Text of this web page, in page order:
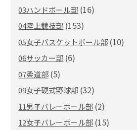
03ハンドボール部 (16)
04陸上競技部 (153)
05女子バスケットボール部 (10)
06サッカー部 (6)
07柔道部 (5)
09女子硬式野球部 (32)
11男子バレーボール部 (2)
12女子バレーボール部 (15)